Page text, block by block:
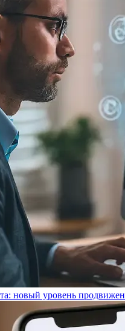
новый уровень